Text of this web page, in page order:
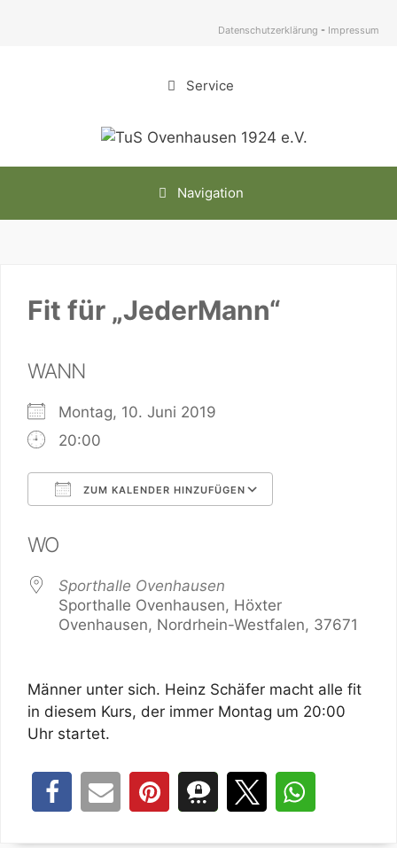
Datenschutzerklärung - Impressum
Service
Navigation
Fit für „JederMann“
WANN
Montag, 10. Juni 2019
20:00
ZUM KALENDER HINZUFÜGEN
WO
Sporthalle Ovenhausen
Sporthalle Ovenhausen, Höxter
Ovenhausen, Nordrhein-Westfalen, 37671
Männer unter sich. Heinz Schäfer macht alle fit
in diesem Kurs, der immer Montag um 20:00
Uhr startet.